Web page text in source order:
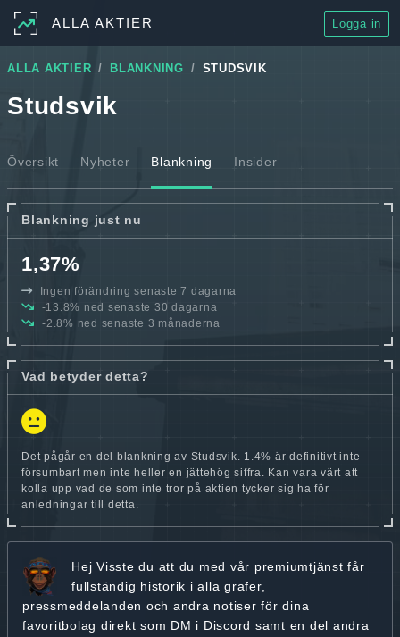
ALLA AKTIER Logga in
ALLA AKTIER BLANKNING STUDSVIK
Studsvik
Översikt Nyheter Blankning Insider
Blankning just nu
1,37%
Ingen förändring senaste 7 dagarna
-13.8% ned senaste 30 dagarna
-2.8% ned senaste 3 månaderna
Vad betyder detta?
Det pågår en del blankning av Studsvik. 1.4% är definitivt inte
försumbart men inte heller en jättehög siffra. Kan vara värt att
kolla upp vad de som inte tror på aktien tycker sig ha för
anledningar till detta.
Hej Visste du att du med vår premiumtjänst får
fullständig historik i alla grafer,
pressmeddelanden och andra notiser för dina
favoritbolag direkt som DM i Discord samt en del andra